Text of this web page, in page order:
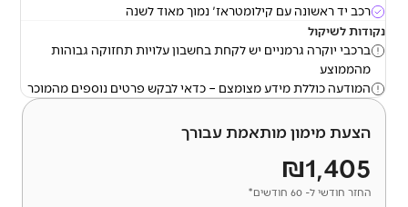
רכב יד ראשונה עם קילומטראז' נמוך מאוד לשנה
נקודות לשיקול
ברכבי יוקרה גרמניים יש לקחת בחשבון עלויות תחזוקה גבוהות
מהממוצע
המודעה כוללת מידע מצומצם – כדאי לבקש פרטים נוספים מהמוכר
הצעת מימון מותאמת עבורך
₪1,405
החזר חודשי ל- 60 חודשים*